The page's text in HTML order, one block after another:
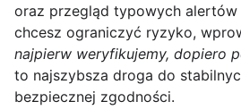
oraz przegląd typowych alertów
chcesz ograniczyć ryzyko,
najpierw weryfikujemy, dopiero
to najszybsza droga do
bezpiecznej zgodności.